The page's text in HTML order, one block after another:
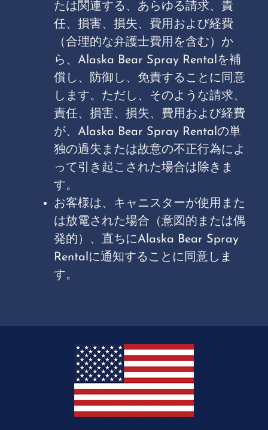
たは関連する、あらゆる請求、責
任、損害、損失、費用および経費
（合理的な弁護士費用を含む）か
ら、Alaska Bear Spray Rentalを補
償し、防御し、免責することに同意
します。ただし、そのような請求、
責任、損害、損失、費用および経費
が、Alaska Bear Spray Rentalの単
独の過失または故意の不正行為によ
って引き起こされた場合は除きま
す。
お客様は、キャニスターが使用また
は放電された場合（意図的または偶
発的）、直ちにAlaska Bear Spray
Rentalに通知することに同意しま
す。